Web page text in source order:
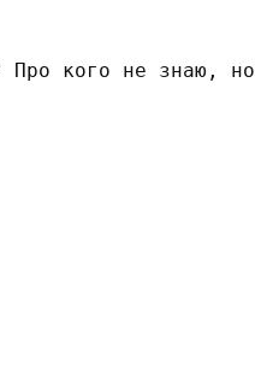
кого не знаю, но